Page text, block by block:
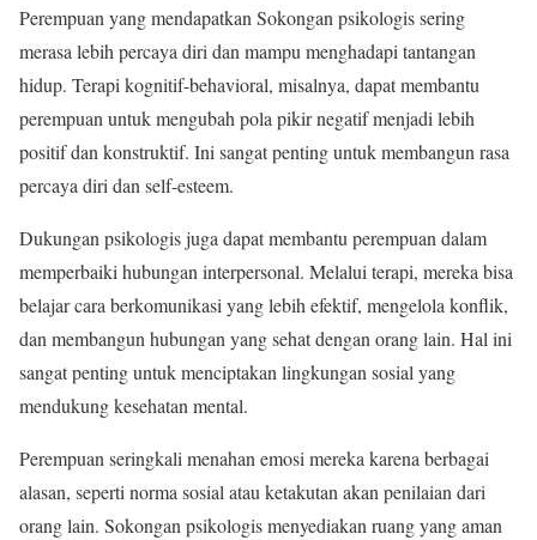
Perempuan yang mendapatkan Sokongan psikologis sering
merasa lebih percaya diri dan mampu menghadapi tantangan
hidup. Terapi kognitif-behavioral, misalnya, dapat membantu
perempuan untuk mengubah pola pikir negatif menjadi lebih
positif dan konstruktif. Ini sangat penting untuk membangun rasa
percaya diri dan self-esteem.
Dukungan psikologis juga dapat membantu perempuan dalam
memperbaiki hubungan interpersonal. Melalui terapi, mereka bisa
belajar cara berkomunikasi yang lebih efektif, mengelola konflik,
dan membangun hubungan yang sehat dengan orang lain. Hal ini
sangat penting untuk menciptakan lingkungan sosial yang
mendukung kesehatan mental.
Perempuan seringkali menahan emosi mereka karena berbagai
alasan, seperti norma sosial atau ketakutan akan penilaian dari
orang lain. Sokongan psikologis menyediakan ruang yang aman